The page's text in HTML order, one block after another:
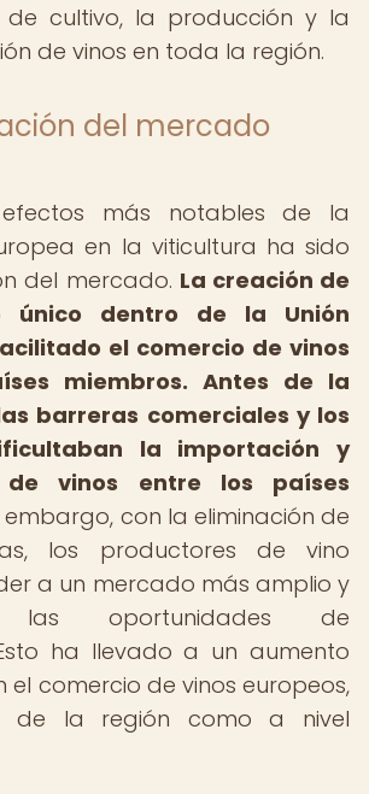
cultivo, la producción y la
de vinos en toda la región.
del mercado
más notables de la
en la viticultura ha sido
del mercado. La creación de
único dentro de la Unión
el comercio de vinos
miembros. Antes de la
barreras comerciales y los
la importación y
de vinos entre los países
embargo, con la eliminación de
los productores de vino
a un mercado más amplio y
las oportunidades de
ha llevado a un aumento
el comercio de vinos europeos,
de la región como a nivel